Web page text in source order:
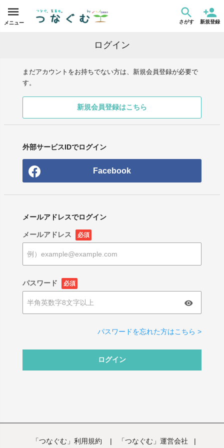
メニュー さがす 新規登録
ログイン
まだアカウントをお持ちでない方は、新規会員登録が必要で
す。
新規会員登録はこちら
外部サービスIDでログイン
Facebook
メールアドレスでログイン
メールアドレス 必須
パスワード 必須
パスワードを忘れた方はこちら >
ログイン
「つなぐむ」利用規約 | 「つなぐむ」運営会社 |